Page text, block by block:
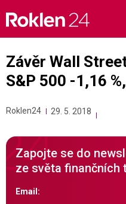
content
Závěr Wall
S&P 500 -1,16
Roklen24 29. 5. 2018
Zapojte se do
ze světa finančních
Email: